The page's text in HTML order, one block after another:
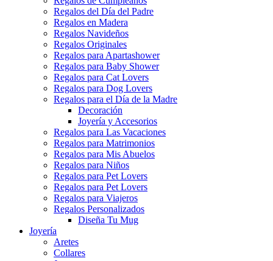
Regalos del Día del Padre
Regalos en Madera
Regalos Navideños
Regalos Originales
Regalos para Apartashower
Regalos para Baby Shower
Regalos para Cat Lovers
Regalos para Dog Lovers
Regalos para el Día de la Madre
Decoración
Joyería y Accesorios
Regalos para Las Vacaciones
Regalos para Matrimonios
Regalos para Mis Abuelos
Regalos para Niños
Regalos para Pet Lovers
Regalos para Pet Lovers
Regalos para Viajeros
Regalos Personalizados
Diseña Tu Mug
Joyería
Aretes
Collares